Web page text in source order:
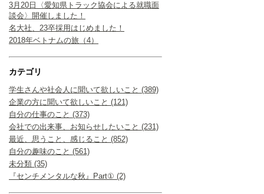
3月20日〈愛知県トラック協会による就職面
談会〉開催しました！
名大社、23卒採用はじめました！
2018年ベトナムの旅（4）
カテゴリ
学生さんや社会人に聞いて欲しいこと (389)
企業の方に聞いて欲しいこと (121)
自分の仕事のこと (373)
会社での出来事、お知らせしたいこと (231)
最近、思うこと、感じること (852)
自分の趣味のこと (561)
未分類 (35)
『センチメンタルな秋』Part① (2)